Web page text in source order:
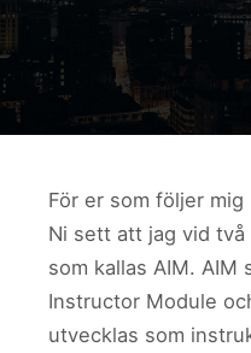
För er som följer
Ni sett att jag vid
som kallas AIM. AIM
Instructor Module
utvecklas som